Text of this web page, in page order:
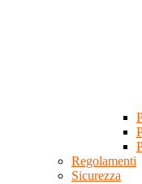
Regolamenti
Sicurezza